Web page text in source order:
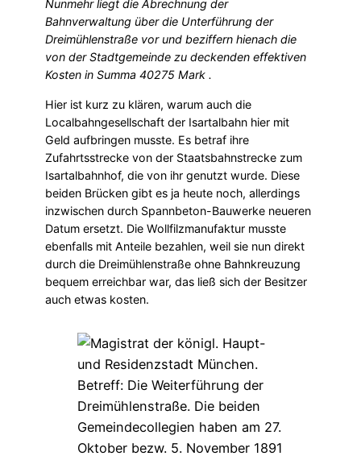
Nunmehr liegt die Abrechnung der
Bahnverwaltung über die Unterführung der
Dreimühlenstraße vor und beziffern hienach die
von der Stadtgemeinde zu deckenden effektiven
Kosten in Summa 40275 Mark .
Hier ist kurz zu klären, warum auch die
Localbahngesellschaft der Isartalbahn hier mit
Geld aufbringen musste. Es betraf ihre
Zufahrtsstrecke von der Staatsbahnstrecke zum
Isartalbahnhof, die von ihr genutzt wurde. Diese
beiden Brücken gibt es ja heute noch, allerdings
inzwischen durch Spannbeton-Bauwerke neueren
Datum ersetzt. Die Wollfilzmanufaktur musste
ebenfalls mit Anteile bezahlen, weil sie nun direkt
durch die Dreimühlenstraße ohne Bahnkreuzung
bequem erreichbar war, das ließ sich der Besitzer
auch etwas kosten.